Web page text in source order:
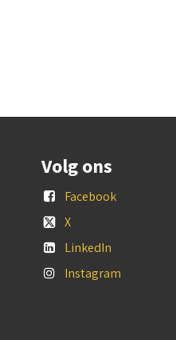
Volg ons
Facebook
X
LinkedIn
Instagram